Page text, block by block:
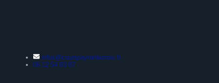
infos@courspeyranlacroix.fr
06 12 54 93 87